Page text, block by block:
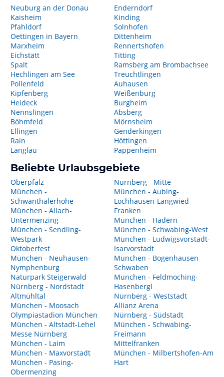
Neuburg an der Donau
Kaisheim
Pfahldorf
Oettingen in Bayern
Marxheim
Eichstätt
Spalt
Hechlingen am See
Pollenfeld
Kipfenberg
Heideck
Nennslingen
Böhmfeld
Ellingen
Rain
Langlau
Enderndorf
Kinding
Solnhofen
Dittenheim
Rennertshofen
Titting
Ramsberg am Brombachsee
Treuchtlingen
Auhausen
Weißenburg
Burgheim
Absberg
Mörnsheim
Genderkingen
Höttingen
Pappenheim
Beliebte Urlaubsgebiete
Oberpfalz
München -
Schwanthalerhöhe
München - Allach-
Untermenzing
München - Sendling-
Westpark
Oktoberfest
München - Neuhausen-
Nymphenburg
Naturpark Steigerwald
Nürnberg - Nordstadt
Altmühltal
München - Moosach
Olympiastadion München
München - Altstadt-Lehel
Messe Nürnberg
München - Laim
München - Maxvorstadt
München - Pasing-
Obermenzing
Nürnberg - Mitte
München - Aubing-
Lochhausen-Langwied
Franken
München - Hadern
München - Schwabing-West
München - Ludwigsvorstadt-
Isarvorstadt
München - Bogenhausen
Schwaben
München - Feldmoching-
Hasenbergl
Nürnberg - Weststadt
Allianz Arena
Nürnberg - Südstadt
München - Schwabing-
Freimann
Mittelfranken
München - Milbertshofen-Am
Hart